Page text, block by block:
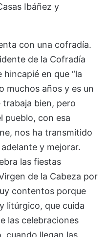
Ibáñez y
con una cofradía.
de la Cofradía
en que “la
muchos años y es un
bien, pero
pueblo, con esa
nos ha transmitido
y mejorar.
las fiestas
de la Cabeza por
contentos porque
litúrgico, que cuida
las celebraciones
cuando llegan las